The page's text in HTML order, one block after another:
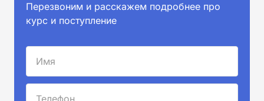
Перезвоним и расскажем подробнее про
курс и поступление